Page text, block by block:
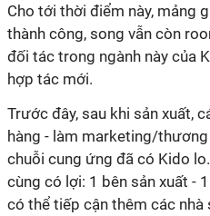
Cho tới thời điểm này, mảng
thành công, song vẫn còn
đối tác trong ngành này của
hợp tác mới.
Trước đây, sau khi sản xuất,
hàng - làm marketing/
chuỗi cung ứng đã có Kido
cùng có lợi: 1 bên sản xuất -
có thể tiếp cận thêm các nhà